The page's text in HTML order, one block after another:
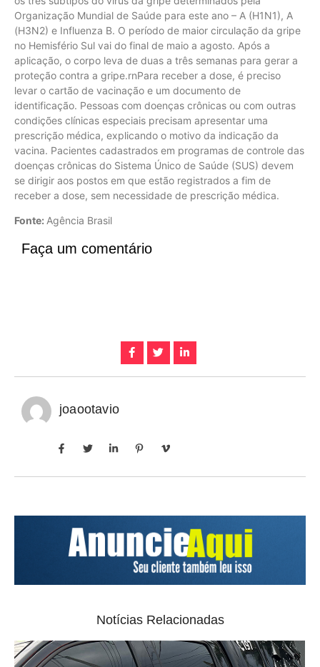
Organização Mundial de Saúde para este ano – A (H1N1), A
(H3N2) e Influenza B. O período de maior circulação da gripe
no Hemisfério Sul vai do final de maio a agosto. Após a
aplicação, o corpo leva de duas a três semanas para gerar a
proteção contra a gripe.rnPara receber a dose, é preciso
levar o cartão de vacinação e um documento de
identificação. Pessoas com doenças crônicas ou com outras
condições clínicas especiais precisam apresentar uma
prescrição médica, explicando o motivo da indicação da
vacina. Pacientes cadastrados em programas de controle das
doenças crônicas do Sistema Único de Saúde (SUS) devem
se dirigir aos postos em que estão registrados a fim de
receber a dose, sem necessidade de prescrição médica.
Fonte: Agência Brasil
Faça um comentário
joaootavio
Notícias Relacionadas